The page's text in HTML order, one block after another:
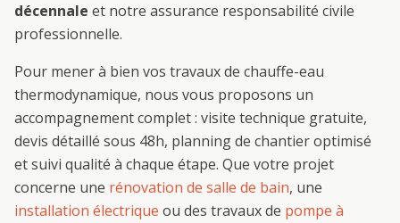
décennale et notre assurance responsabilité civile
professionnelle.
Pour mener à bien vos travaux de chauffe-eau
thermodynamique, nous vous proposons un
accompagnement complet : visite technique gratuite,
devis détaillé sous 48h, planning de chantier optimisé
et suivi qualité à chaque étape. Que votre projet
concerne une rénovation de salle de bain, une
installation électrique ou des travaux de pompe à